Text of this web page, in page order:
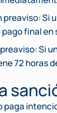
preaviso: Si
final
Si
72 horas
paga